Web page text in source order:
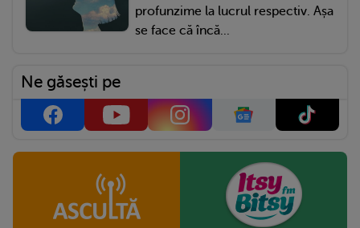
profunzime la lucrul respectiv. Așa
se face că încă...
Ne găsești pe